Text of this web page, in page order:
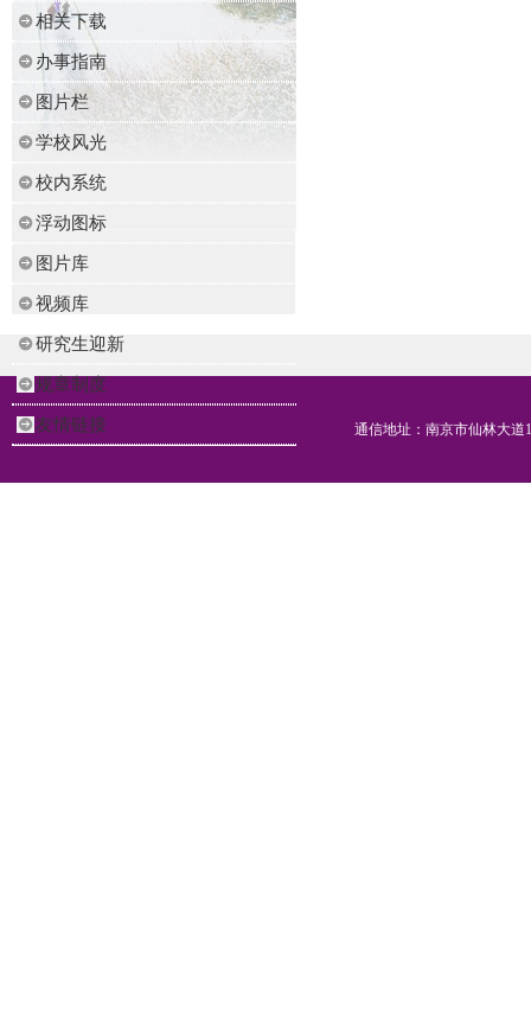
相关下载
办事指南
图片栏
学校风光
校内系统
浮动图标
图片库
视频库
研究生迎新
规章制度
友情链接
通信地址：南京市仙林大道